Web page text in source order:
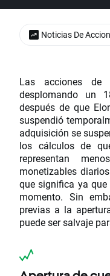
Las acciones de
desplomando un
después de que
suspendió
adquisición se
los cálculos de
representan
monetizables
que significa ya
momento. Sin
previas a la
puede ser salvaje
Noticias De